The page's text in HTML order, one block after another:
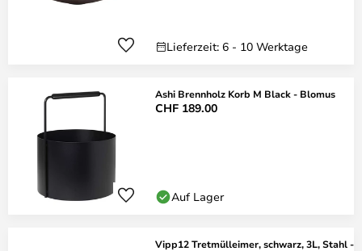
Lieferzeit: 6 - 10 Werktage
Ashi Brennholz Korb M Black - Blomus
CHF 189.00
Auf Lager
Vipp12 Tretmülleimer, schwarz, 3L, Stahl -